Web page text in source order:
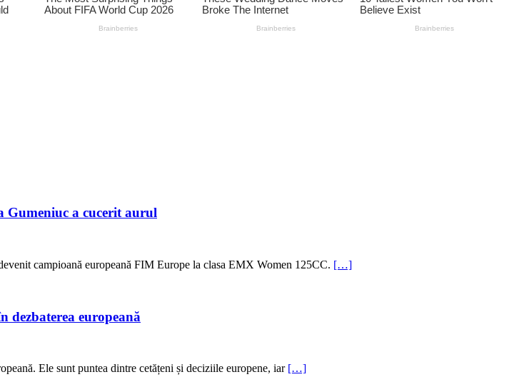
Gumeniuc a cucerit aurul
campioană europeană FIM Europe la clasa EMX Women 125CC. […]
dezbaterea europeană
Ele sunt puntea dintre cetățeni și deciziile europene, iar […]